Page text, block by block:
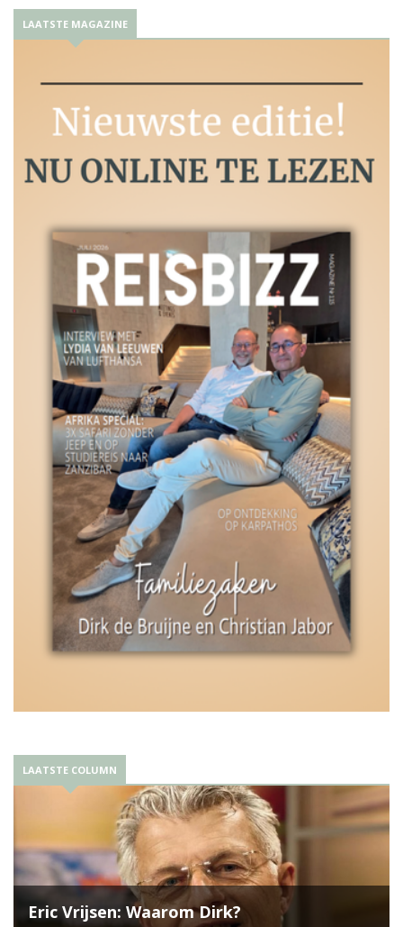
LAATSTE MAGAZINE
LAATSTE COLUMN
Eric Vrijsen: Waarom Dirk?